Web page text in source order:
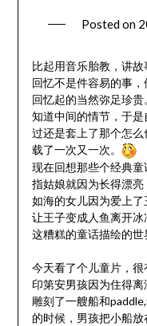
Posted on
比起用音乐胎教，讲
回忆不是件容易的事
回忆起的当然弥足珍
知道中间的情节，于
过还是套上了那个怎
载了一次又一次。
现在回想那些个经典
指姑娘就因为长得漂
如海的女儿因为爱上
让王子变成人鱼离开
这糟糕的童话描绘的世
今天看了个儿童片，
印第安男孩因为住得
雕刻了一艘船和
的时候，男孩把小船